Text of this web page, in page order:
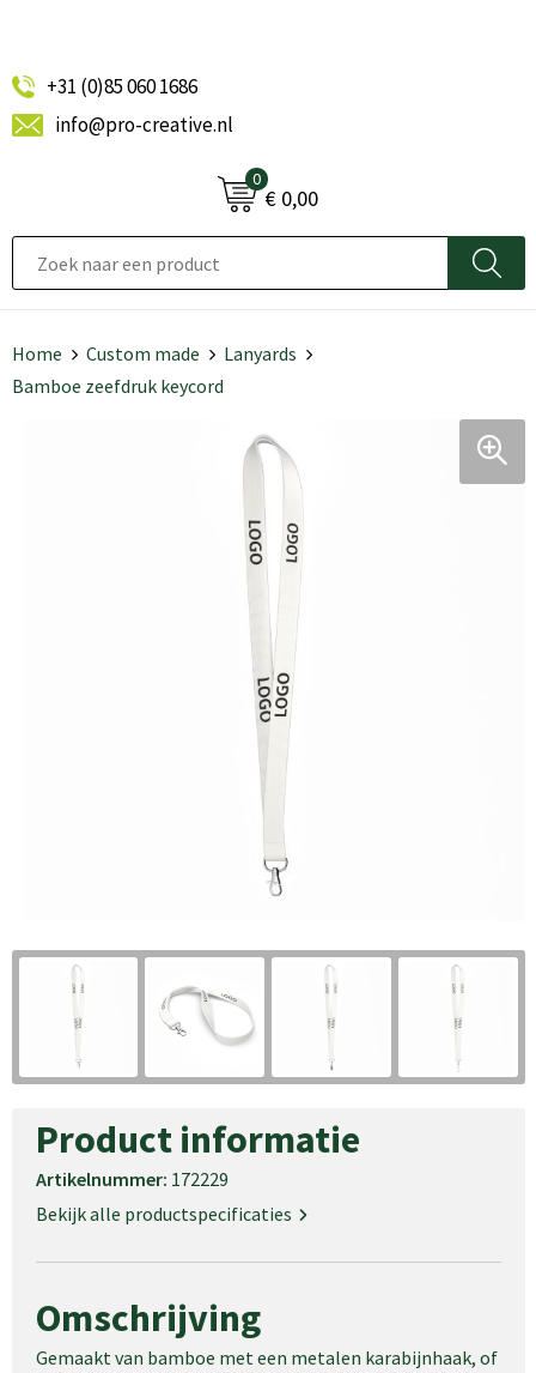
+31 (0)85 060 1686
info@pro-creative.nl
0
€ 0,00
Home Custom made
Lanyards
Bamboe zeefdruk keycord
Product informatie
Artikelnummer: 172229
Bekijk alle productspecificaties
Omschrijving
Gemaakt van bamboe met een metalen karabijnhaak, of